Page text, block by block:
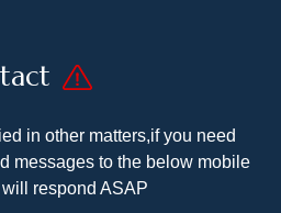
票收益
三、像
多唯利
顾老案
里，更
in other matters,if you need
messages to the below mobile
respond ASAP